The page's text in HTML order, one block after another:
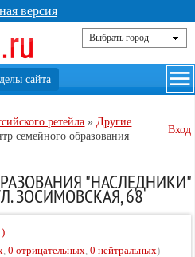
версия
ретейла »Другие
семейного образования
Вход
"НАСЛЕДНИКИ"
ЗОСИМОВСКАЯ, 68
,0 отрицательных,0 нейтральных)